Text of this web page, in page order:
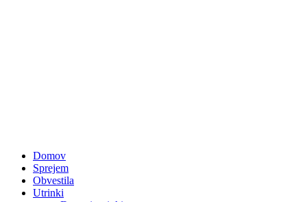
Domov
Sprejem
Obvestila
Utrinki